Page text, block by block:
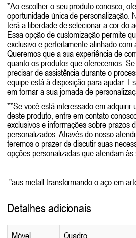
*Ao escolher o seu produto conosco,
oportunidade única de personalização.
terá a liberdade de selecionar a cor do
Essa opção de customização permite
exclusivo e perfeitamente alinhado com
Queremos que a sua experiência de
quanto os produtos que oferecemos.
precisar de assistência durante o
equipe está à disposição para ajudar.
em tornar a sua jornada de
**Se você está interessado em adquirir
deste produto, entre em contato
exclusivos e informações sobre prazos
personalizados. Através do nosso
teremos o prazer de discutir suas
opções personalizadas que atendam às
"aus metall transformando o aço em
Detalhes adicionais
Móvel Quadro